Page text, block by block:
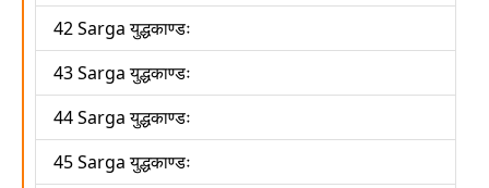
42 Sarga युद्धकाण्डः
43 Sarga युद्धकाण्डः
44 Sarga युद्धकाण्डः
45 Sarga युद्धकाण्डः